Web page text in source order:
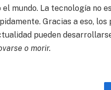
el mundo. La tecnología no
Gracias a eso,
pueden
o morir.